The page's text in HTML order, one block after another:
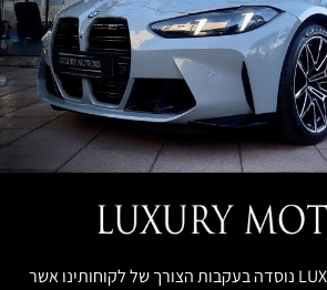
חברת LUXURY MOTORS נוסדה בעקבות הצורך של לקוחותינו אשר